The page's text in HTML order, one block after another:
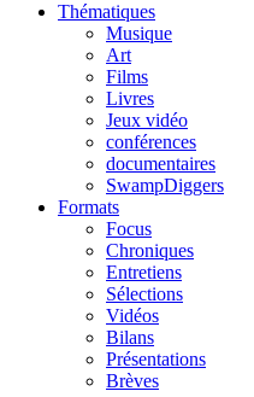
Thématiques
Musique
Art
Films
Livres
Jeux vidéo
conférences
documentaires
SwampDiggers
Formats
Focus
Chroniques
Entretiens
Sélections
Vidéos
Bilans
Présentations
Brèves